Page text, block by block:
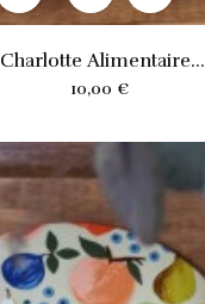
Charlotte Alimentaire...
Prix
10,00 €